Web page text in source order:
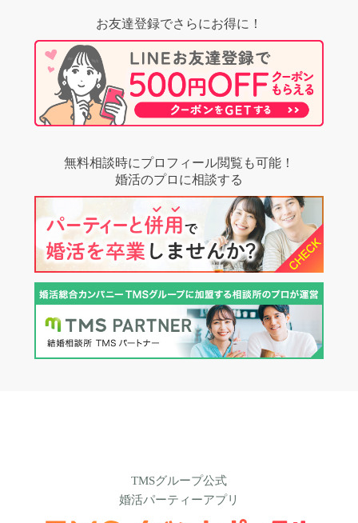
お友達登録でさらにお得に！
無料相談時にプロフィール閲覧も可能！
婚活のプロに相談する
TMSグループ公式
婚活パーティーアプリ